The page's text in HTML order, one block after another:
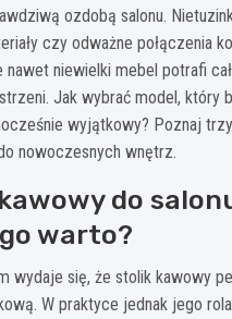
ozdobą salonu.
czy odważne połączenia
nawet niewielki mebel potrafi
Jak wybrać model, który
wyjątkowy? Poznaj
nowoczesnych wnętrz.
do
warto?
wydaje się, że stolik kawowy
W praktyce jednak jego